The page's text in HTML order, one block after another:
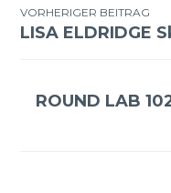
VORHERIGER BEITRAG
LISA ELDRIDGE
ROUND LAB